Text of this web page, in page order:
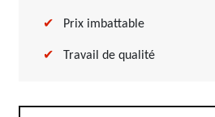
Prix imbattable
Travail de qualité